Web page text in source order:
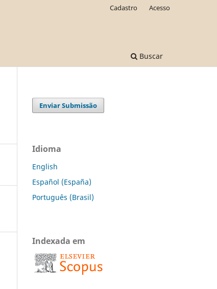
Buscar
Cadastro Acesso
Enviar Submissão
Idioma
English
Español (España)
Português (Brasil)
Indexada em